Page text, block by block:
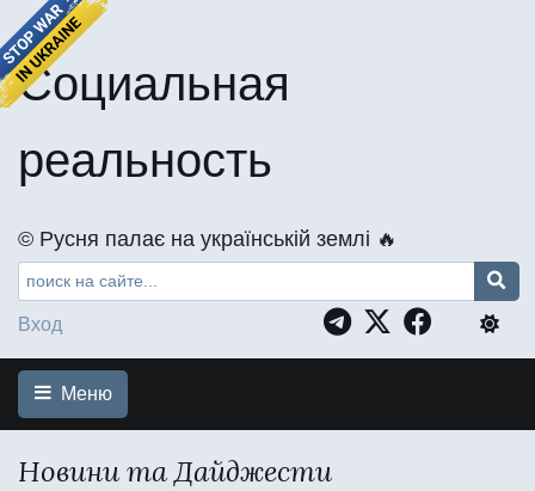
Социальная
реальность
©️ Русня палає на українській землі 🔥
Вход
Меню
Новини та Дайджести